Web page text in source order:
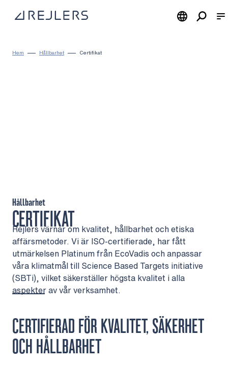
Hem Hållbarhet Certifikat
CERTIFIKAT
Hållbarhet
Rejlers värnar om kvalitet, hållbarhet och etiska
affärsmetoder. Vi är ISO-certifierade, har fått
utmärkelsen Platinum från EcoVadis och anpassar
våra klimatmål till Science Based Targets initiative
(SBTi), vilket säkerställer högsta kvalitet i alla
aspekter av vår verksamhet.
CERTIFIERAD FÖR KVALITET, SÄKERHET
OCH HÅLLBARHET